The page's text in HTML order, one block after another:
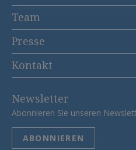
Team
Presse
Kontakt
Newsletter
Abonnieren Sie unseren
ABONNIEREN